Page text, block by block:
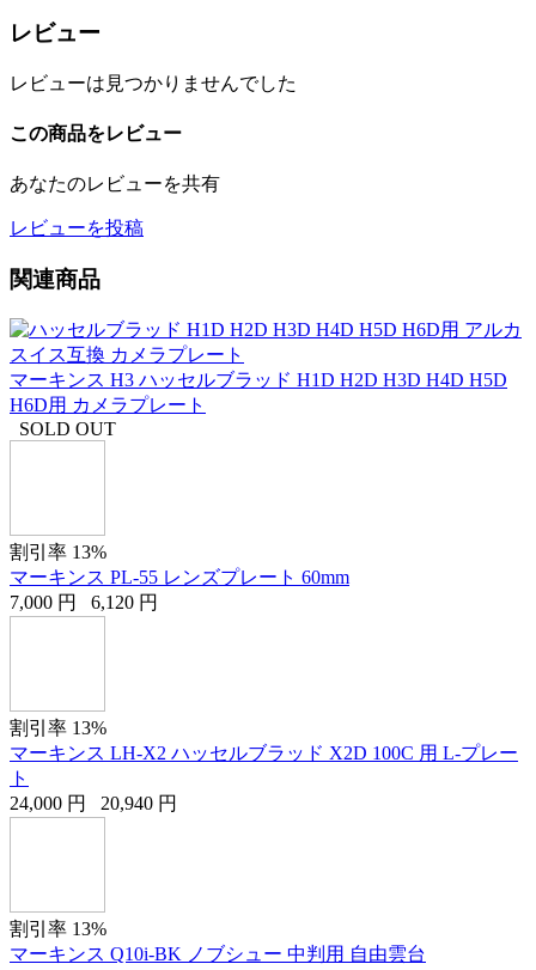
レビュー
レビューは見つかりませんでした
この商品をレビュー
あなたのレビューを共有
レビューを投稿
関連商品
マーキンス H3 ハッセルブラッド H1D H2D H3D H4D H5D
H6D用 カメラプレート
SOLD OUT
割引率 13%
マーキンス PL-55 レンズプレート 60mm
7,000 円 6,120 円
割引率 13%
マーキンス LH-X2 ハッセルブラッド X2D 100C 用 L-プレー
ト
24,000 円 20,940 円
割引率 13%
マーキンス Q10i-BK ノブシュー 中判用 自由雲台